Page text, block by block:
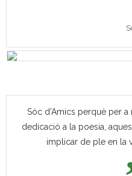
Sóc d'Amics perquè per a
dedicació a la poesia,
implicar de ple en la